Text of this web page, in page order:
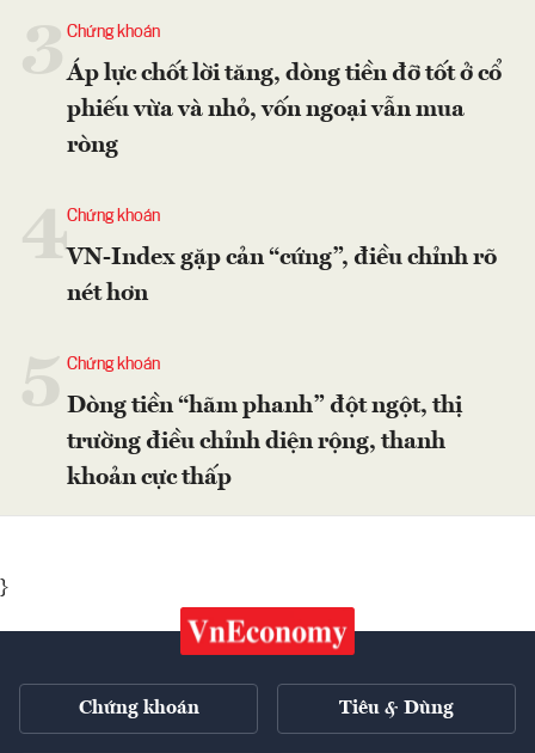
Chứng khoán
Áp lực chốt lời tăng, dòng tiền đỡ tốt ở cổ
phiếu vừa và nhỏ, vốn ngoại vẫn mua
ròng
4Chứng khoán
VN-Index gặp cản “cứng”, điều chỉnh rõ
nét hơn
Chứng khoán
Dòng tiền “hãm phanh” đột ngột, thị
trường điều chỉnh diện rộng, thanh
khoản cực thấp
}
Chứng khoán Tiêu & Dùng